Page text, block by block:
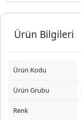
Ürün Bilgileri
Ürün Kodu
Ürün Grubu
Renk